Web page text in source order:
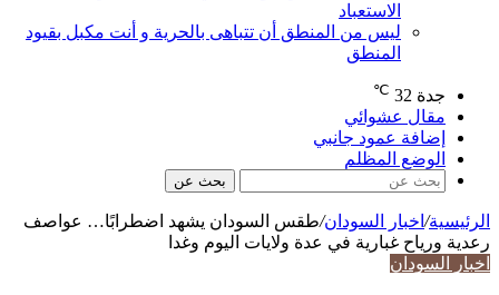
الاستعباد
ليس من المنطق أن تتباهى بالحرية و أنت مكبل بقيود
المنطق
جدة 32
℃
مقال عشوائي
إضافة عمود جانبي
الوضع المظلم
بحث عن
الرئيسية/ اخبار السودان/طقس السودان يشهد اضطرابًا… عواصف
رعدية ورياح غبارية في عدة ولايات اليوم وغدا
اخبار السودان